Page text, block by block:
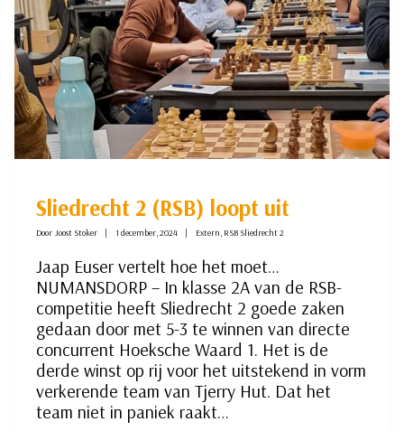
Sliedrecht 2 (RSB) loopt uit
Door Joost Stoker 1 december, 2024 Extern, RSB Sliedrecht 2
Jaap Euser vertelt hoe het moet…
NUMANSDORP – In klasse 2A van de RSB-
competitie heeft Sliedrecht 2 goede zaken
gedaan door met 5-3 te winnen van directe
concurrent Hoeksche Waard 1. Het is de
derde winst op rij voor het uitstekend in vorm
verkerende team van Tjerry Hut. Dat het
team niet in paniek raakt…